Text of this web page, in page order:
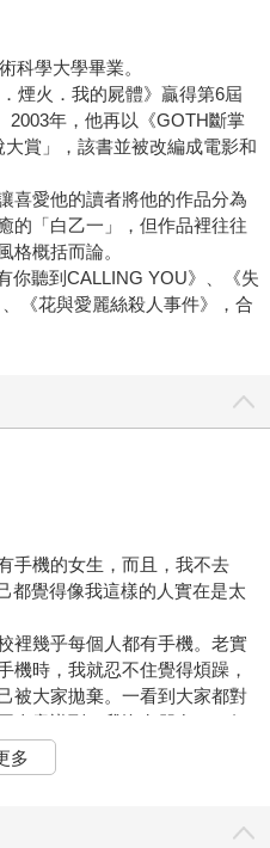
科學大學畢業。
煙火．我的屍體》贏得第6屆
2003年，他再以《GOTH斷掌
賞」，該書並被改編成電影和
喜愛他的讀者將他的作品分為
的「白乙一」，但作品裡往往
格概括而論。
你聽到CALLING YOU》、《失
《花與愛麗絲殺人事件》，合
手機的女生，而且，我不去
都覺得像我這樣的人實在是太
裡幾乎每個人都有手機。老實
機時，我就忍不住覺得煩躁，
被大家拋棄。一看到大家都對
次意識到，我沒有朋友，一個
聯繫，只有我被摒除在外，就
多